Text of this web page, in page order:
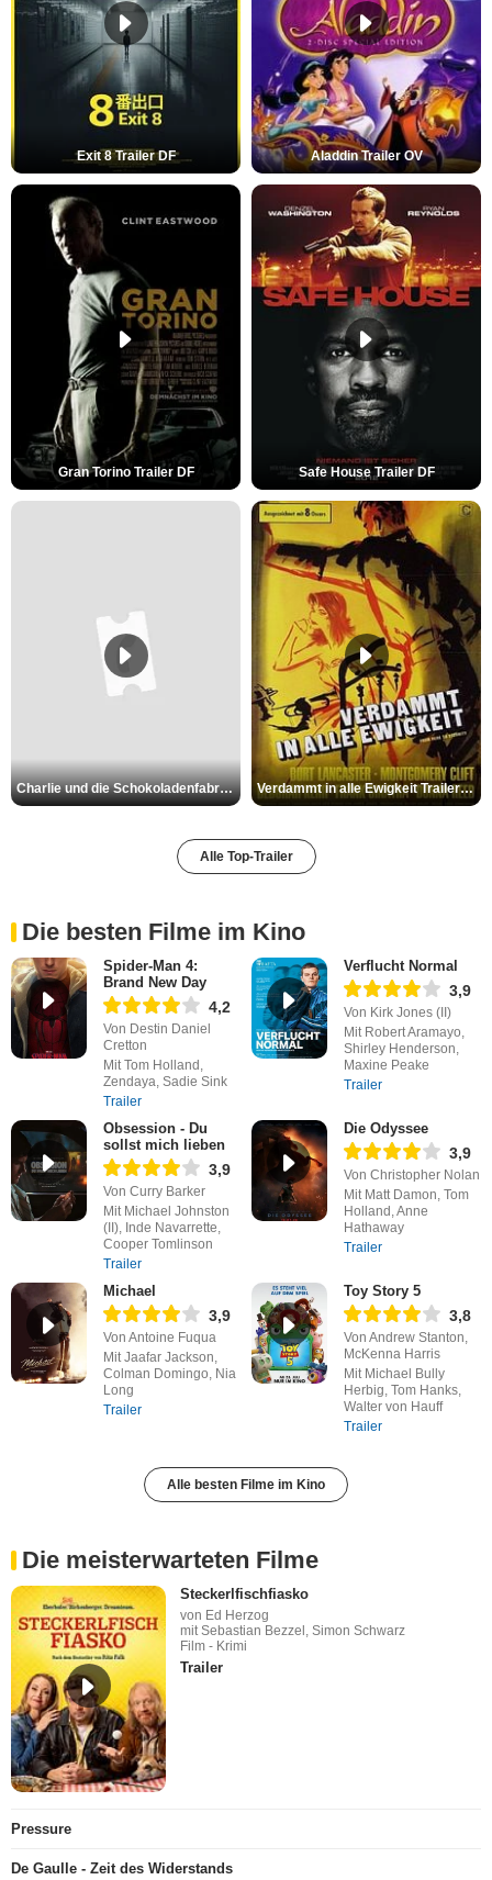
Exit 8 Trailer DF Aladdin Trailer OV
Gran Torino Trailer DF Safe House Trailer DF
Charlie und die Schokoladenfabrik Trailer OV Verdammt in alle Ewigkeit Trailer OV
Alle Top-Trailer
Die besten Filme im Kino
Spider-Man 4:
Brand New Day
4,2
Von Destin Daniel
Cretton
Mit Tom Holland,
Zendaya, Sadie Sink
Trailer
Verflucht Normal
3,9
Von Kirk Jones (II)
Mit Robert Aramayo,
Shirley Henderson,
Maxine Peake
Trailer
Obsession - Du
sollst mich lieben
3,9
Von Curry Barker
Mit Michael Johnston
(II), Inde Navarrette,
Cooper Tomlinson
Trailer
Die Odyssee
3,9
Von Christopher Nolan
Mit Matt Damon, Tom
Holland, Anne
Hathaway
Trailer
Michael
3,9
Von Antoine Fuqua
Mit Jaafar Jackson,
Colman Domingo, Nia
Long
Trailer
Toy Story 5
3,8
Von Andrew Stanton,
McKenna Harris
Mit Michael Bully
Herbig, Tom Hanks,
Walter von Hauff
Trailer
Alle besten Filme im Kino
Die meisterwarteten Filme
Steckerlfischfiasko
von Ed Herzog
mit Sebastian Bezzel, Simon Schwarz
Film - Krimi
Trailer
Pressure
De Gaulle - Zeit des Widerstands